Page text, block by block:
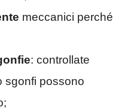
meccanici perché
: controllate
sgonfi possono